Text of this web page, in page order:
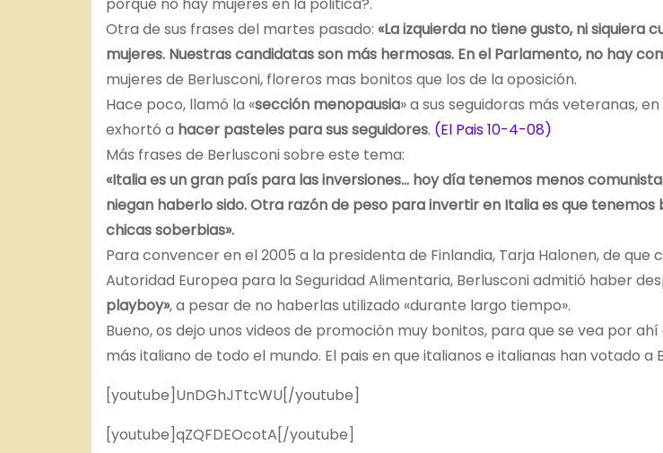
Otra de sus frases del martes pasado: «La izquierda no tiene gusto, ni siquiera
mujeres. Nuestras candidatas son más hermosas. En el Parlamento, no hay
mujeres de Berlusconi, floreros mas bonitos que los de la oposición.
Hace poco, llamó la «sección menopausia» a sus seguidoras más veteranas,
exhortó a hacer pasteles para sus seguidores. (El Pais 10-4-08)
Más frases de Berlusconi sobre este tema:
«Italia es un gran país para las inversiones… hoy día tenemos menos
niegan haberlo sido. Otra razón de peso para invertir en Italia es que
chicas soberbias».
Para convencer en el 2005 a la presidenta de Finlandia, Tarja Halonen, de que
Autoridad Europea para la Seguridad Alimentaria, Berlusconi admitió haber
playboy», a pesar de no haberlas utilizado «durante largo tiempo».
Bueno, os dejo unos videos de promoción muy bonitos, para que se vea por
más italiano de todo el mundo. El pais en que italianos e italianas han votado a
[youtube]UnDGhJTtcWU[/youtube]
[youtube]qZQFDEOcotA[/youtube]